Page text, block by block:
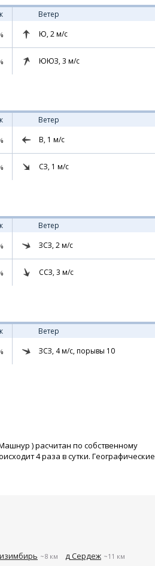
Ветер
Ю, 2м/с
ЮЮЗ, 3 м/с
Ветер
В, 1 м/с
СЗ, 1 м/с
Ветер
ЗСЗ, 2м/с
ССЗ, 3 м/с
Ветер
ЗСЗ, 4м/с, порывы 10
) расчитан по собственному
4 раза в сутки. Географические
~8 км д Сердеж ~11 км